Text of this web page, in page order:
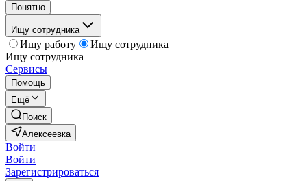
Понятно
Ищу сотрудника
Ищу работу
Ищу сотрудника
Ищу сотрудника
Сервисы
Помощь
Ещё
Поиск
Алексеевка
Войти
Войти
Зарегистрироваться